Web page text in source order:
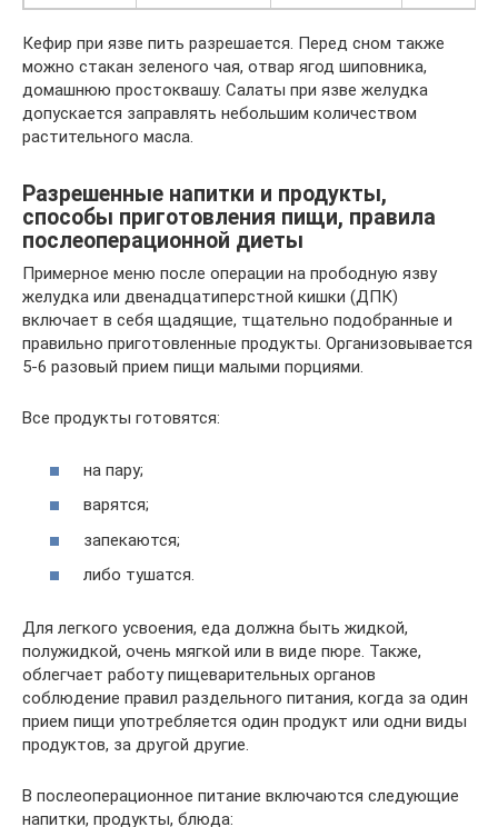
Кефир при язве пить разрешается. Перед сном также
можно стакан зеленого чая, отвар ягод шиповника,
домашнюю простоквашу. Салаты при язве желудка
допускается заправлять небольшим количеством
растительного масла.
Разрешенные напитки и продукты,
способы приготовления пищи, правила
послеоперационной диеты
Примерное меню после операции на прободную язву
желудка или двенадцатиперстной кишки (ДПК)
включает в себя щадящие, тщательно подобранные и
правильно приготовленные продукты. Организовывается
5-6 разовый прием пищи малыми порциями.
Все продукты готовятся:
на пару;
варятся;
запекаются;
либо тушатся.
Для легкого усвоения, еда должна быть жидкой,
полужидкой, очень мягкой или в виде пюре. Также,
облегчает работу пищеварительных органов
соблюдение правил раздельного питания, когда за один
прием пищи употребляется один продукт или одни виды
продуктов, за другой другие.
В послеоперационное питание включаются следующие
напитки, продукты, блюда: